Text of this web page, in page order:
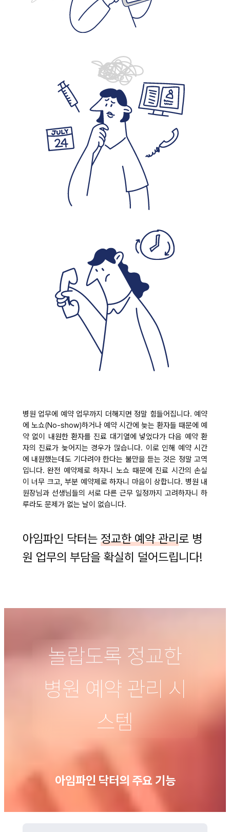
병원 업무에 예약 업무까지 더해지면 정말 힘들어집니다. 예약
에 노쇼(No-show)하거나 예약 시간에 늦는 환자들 때문에 예
약 없이 내원한 환자를 진료 대기열에 넣었다가 다음 예약 환
자의 진료가 늦어지는 경우가 많습니다. 이로 인해 예약 시간
에 내원했는데도 기다려야 한다는 불만을 듣는 것은 정말 고역
입니다. 완전 예약제로 하자니 노쇼 때문에 진료 시간의 손실
이 너무 크고, 부분 예약제로 하자니 마음이 상합니다. 병원 내
원장님과 선생님들의 서로 다른 근무 일정까지 고려하자니 하
루라도 문제가 없는 날이 없습니다.
아임파인 닥터는 정교한 예약 관리로 병
원 업무의 부담을 확실히 덜어드립니다!
놀랍도록 정교한
병원 예약 관리 시
스템
아임파인 닥터의 주요 기능